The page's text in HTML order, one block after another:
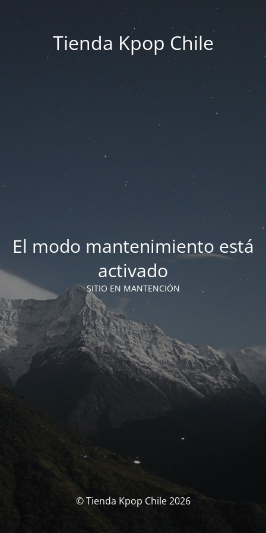
Tienda Kpop Chile
El modo mantenimiento está
activado
SITIO EN MANTENCIÓN
© Tienda Kpop Chile 2026